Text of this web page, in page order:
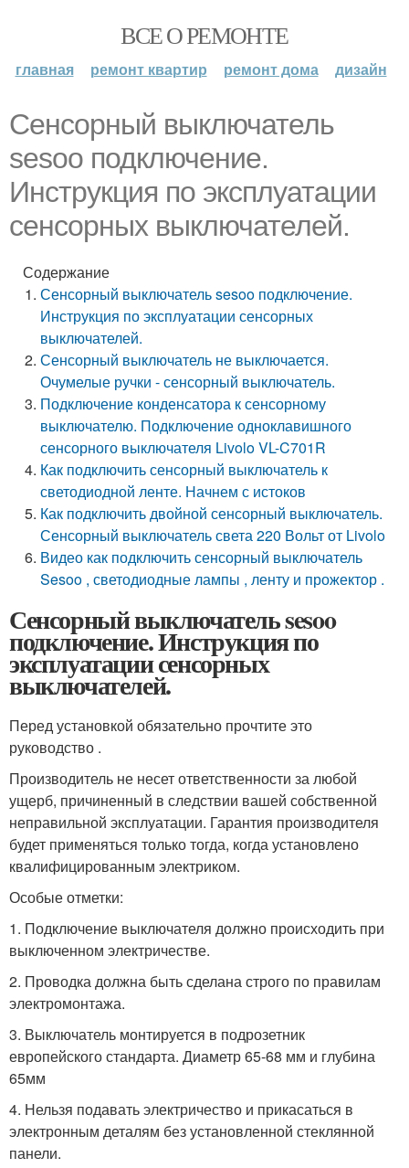
ВСЕ О РЕМОНТЕ
главная ремонт квартир ремонт дома дизайн
Сенсорный выключатель
sesoo подключение.
Инструкция по эксплуатации
сенсорных выключателей.
Содержание
Сенсорный выключатель sesoo подключение.
Инструкция по эксплуатации сенсорных
выключателей.
Сенсорный выключатель не выключается.
Очумелые ручки - сенсорный выключатель.
Подключение конденсатора к сенсорному
выключателю. Подключение одноклавишного
сенсорного выключателя Livolo VL-C701R
Как подключить сенсорный выключатель к
светодиодной ленте. Начнем с истоков
Как подключить двойной сенсорный выключатель.
Сенсорный выключатель света 220 Вольт от Livolo
Видео как подключить сенсорный выключатель
Sesoo , светодиодные лампы , ленту и прожектор .
Сенсорный выключатель sesoo
подключение. Инструкция по
эксплуатации сенсорных
выключателей.
Перед установкой обязательно прочтите это
руководство .
Производитель не несет ответственности за любой
ущерб, причиненный в следствии вашей собственной
неправильной эксплуатации. Гарантия производителя
будет применяться только тогда, когда установлено
квалифицированным электриком.
Особые отметки:
1. Подключение выключателя должно происходить при
выключенном электричестве.
2. Проводка должна быть сделана строго по правилам
электромонтажа.
3. Выключатель монтируется в подрозетник
европейского стандарта. Диаметр 65-68 мм и глубина
65мм
4. Нельзя подавать электричество и прикасаться в
электронным деталям без установленной стеклянной
панели.